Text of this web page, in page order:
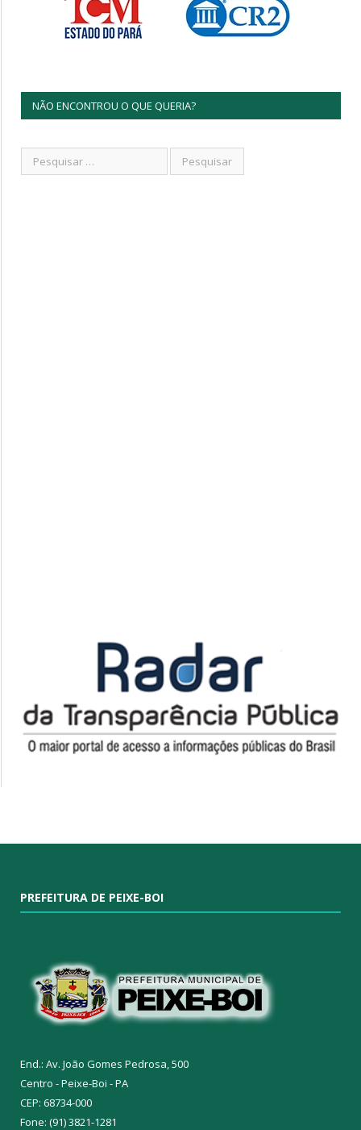
NÃO ENCONTROU O QUE QUERIA?
PREFEITURA DE PEIXE-BOI
End.: Av. João Gomes Pedrosa, 500
Centro - Peixe-Boi - PA
CEP: 68734-000
Fone: (91) 3821-1281